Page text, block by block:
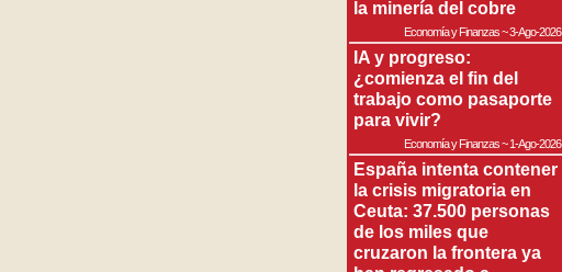
la minería del cobre
Economía y Finanzas~3-Ago-2026
IA y progreso:
¿comienza el fin del
trabajo como pasaporte
para vivir?
Economía y Finanzas~1-Ago-2026
España intenta contener
la crisis migratoria en
Ceuta: 37.500 personas
de los miles que
cruzaron la frontera ya